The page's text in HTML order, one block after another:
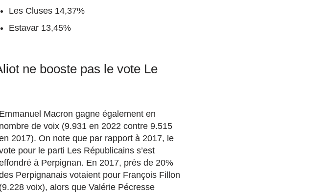
Les Cluses 14,37%
Estavar 13,45%
ne booste pas le vote Le
Emmanuel Macron gagne également en
nombre de voix (9.931 en 2022 contre 9.515
2017). On note que par rapport à 2017, le
pour le parti Les Républicains s’est
à Perpignan. En 2017, près de 20%
Perpignanais votaient pour François Fillon
(9.228 voix), alors que Valérie Pécresse